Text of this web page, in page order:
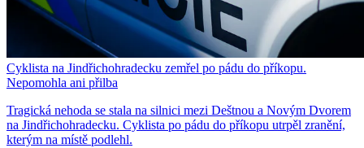
Cyklista na Jindřichohradecku zemřel po pádu do příkopu.
Nepomohla ani přilba
Tragická nehoda se stala na silnici mezi Deštnou a Novým Dvorem
na Jindřichohradecku. Cyklista po pádu do příkopu utrpěl zranění,
kterým na místě podlehl.